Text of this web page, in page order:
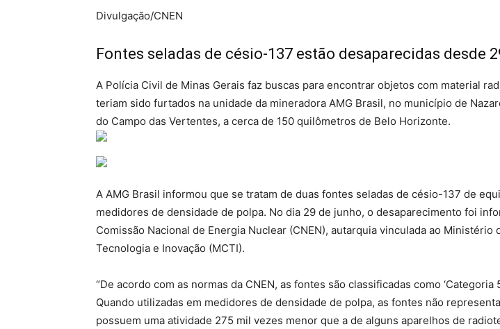
Divulgação/CNEN
Fontes seladas de césio-137 estão desaparecidas desde
A Polícia Civil de Minas Gerais faz buscas para encontrar objetos com material
teriam sido furtados na unidade da mineradora AMG Brasil, no município de
do Campo das Vertentes, a cerca de 150 quilômetros de Belo Horizonte.
A AMG Brasil informou que se tratam de duas fontes seladas de césio-137 de
medidores de densidade de polpa. No dia 29 de junho, o desaparecimento foi
Comissão Nacional de Energia Nuclear (CNEN), autarquia vinculada ao Ministério
Tecnologia e Inovação (MCTI).
“De acordo com as normas da CNEN, as fontes são classificadas como ‘Categoria
Quando utilizadas em medidores de densidade de polpa, as fontes não
possuem uma atividade 275 mil vezes menor que a de alguns aparelhos de